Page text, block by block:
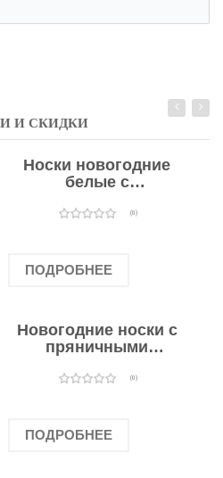
И СКИДКИ
Носки новогодние
белые с
оленями(0)
ПОДРОБНЕЕ
Новогодние носки с
пряничными
(0)
ПОДРОБНЕЕ